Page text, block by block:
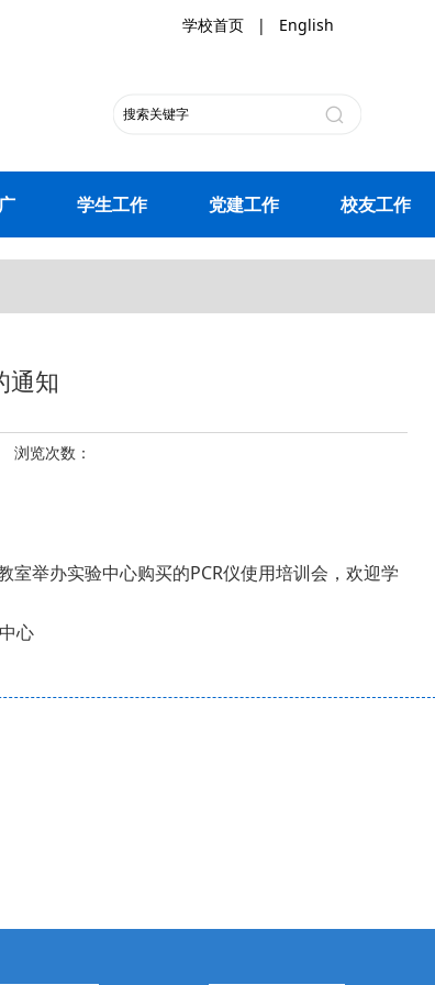
学校首页 | English
学生工作 党建工作 校友工作
通知
览次数：
举办实验中心购买的PCR仪使用培训会，欢迎学